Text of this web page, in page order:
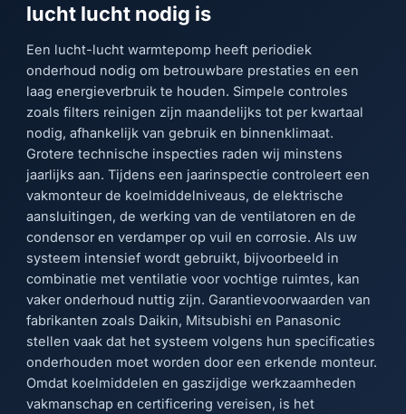
lucht lucht nodig is
Een lucht-lucht warmtepomp heeft periodiek
onderhoud nodig om betrouwbare prestaties en een
laag energieverbruik te houden. Simpele controles
zoals filters reinigen zijn maandelijks tot per kwartaal
nodig, afhankelijk van gebruik en binnenklimaat.
Grotere technische inspecties raden wij minstens
jaarlijks aan. Tijdens een jaarinspectie controleert een
vakmonteur de koelmiddelniveaus, de elektrische
aansluitingen, de werking van de ventilatoren en de
condensor en verdamper op vuil en corrosie. Als uw
systeem intensief wordt gebruikt, bijvoorbeeld in
combinatie met ventilatie voor vochtige ruimtes, kan
vaker onderhoud nuttig zijn. Garantievoorwaarden van
fabrikanten zoals Daikin, Mitsubishi en Panasonic
stellen vaak dat het systeem volgens hun specificaties
onderhouden moet worden door een erkende monteur.
Omdat koelmiddelen en gaszijdige werkzaamheden
vakmanschap en certificering vereisen, is het